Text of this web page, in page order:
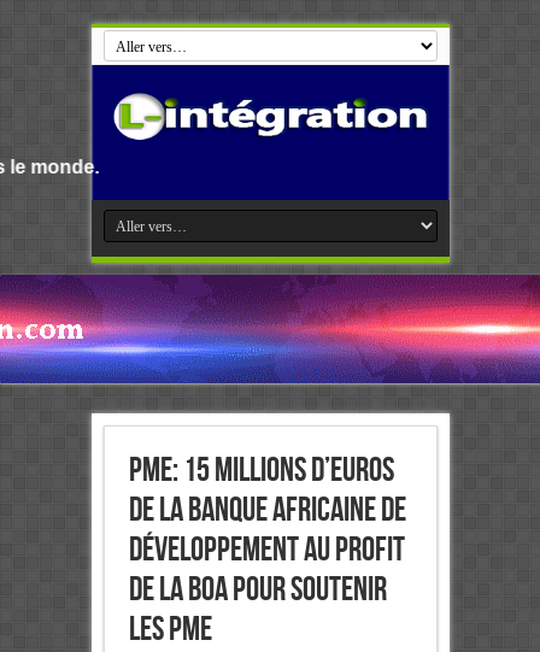
PME: 15 millions d’euros
de la Banque africaine de
développement au profit
de la BOA pour soutenir
les PME